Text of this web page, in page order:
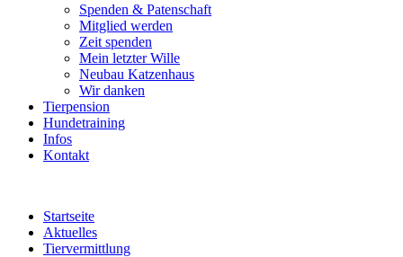
Spenden & Patenschaft
Mitglied werden
Zeit spenden
Mein letzter Wille
Neubau Katzenhaus
Wir danken
Tierpension
Hundetraining
Infos
Kontakt
Startseite
Aktuelles
Tiervermittlung